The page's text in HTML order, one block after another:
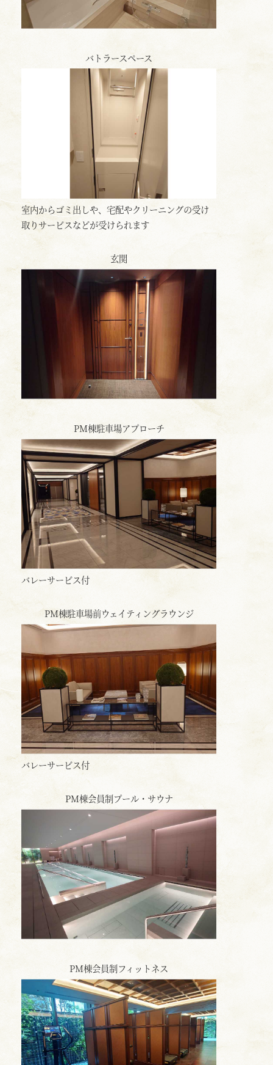
バトラースペース
室内からゴミ出しや、宅配やクリーニングの受け
取りサービスなどが受けられます
玄関
PM棟駐車場アプローチ
バレーサービス付
PM棟駐車場前ウェイティングラウンジ
バレーサービス付
PM棟会員制プール・サウナ
PM棟会員制フィットネス